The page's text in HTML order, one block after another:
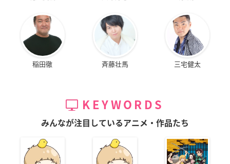
稲田徹 斉藤壮馬 三宅健太
KEYWORDS
みんなが注目しているアニメ・作品たち